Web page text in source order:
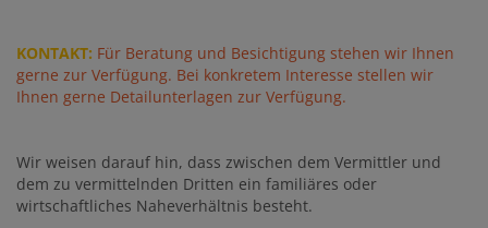
KONTAKT: Für Beratung und Besichtigung stehen wir Ihnen
gerne zur Verfügung. Bei konkretem Interesse stellen wir
Ihnen gerne Detailunterlagen zur Verfügung.
Wir weisen darauf hin, dass zwischen dem Vermittler und
dem zu vermittelnden Dritten ein familiäres oder
wirtschaftliches Naheverhältnis besteht.